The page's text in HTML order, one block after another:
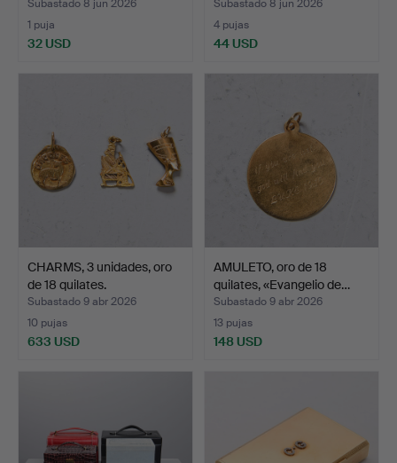
Subastado 8 jun 2026
1 puja
32 USD
Subastado 8 jun 2026
4 pujas
44 USD
CHARMS, 3 unidades, oro
de 18 quilates.
Subastado 9 abr 2026
10 pujas
633 USD
AMULETO, oro de 18
quilates, «Evangelio de…
Subastado 9 abr 2026
13 pujas
148 USD